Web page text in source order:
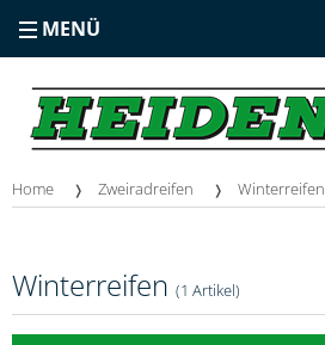
MENÜ
Home Zweiradreifen Winterreifen
Winterreifen (1 Artikel)